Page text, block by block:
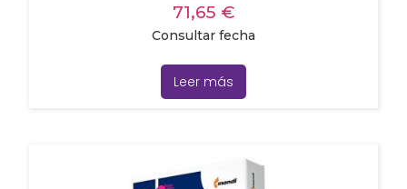
71,65 €
Consultar fecha
Leer más